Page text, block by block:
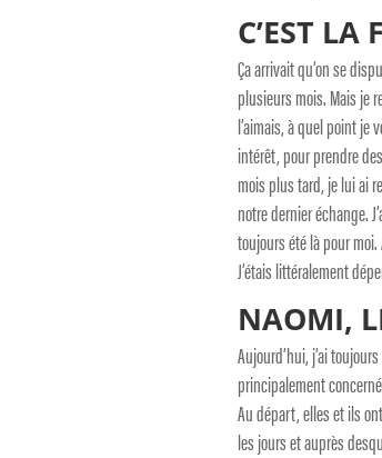
C’EST LA
Ça arrivait qu’on se
plusieurs mois. Mais je
l’aimais, à quel point je
intérêt, pour prendre
mois plus tard, je lui ai
notre dernier échange.
toujours été là pour
J’étais littéralement
NAOMI,
Aujourd’hui, j’ai
principalement
Au départ, elles et ils
les jours et auprès